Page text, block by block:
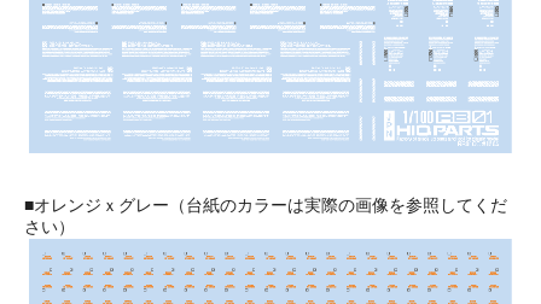
■オレンジｘグレー（台紙のカラーは実際の画像を参照してくだ
さい）